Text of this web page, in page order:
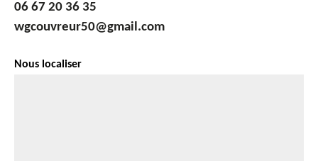
06 67 20 36 35
wgcouvreur50@gmail.com
Nous localiser